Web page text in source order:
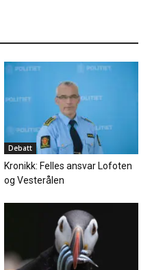
Debatt
Kronikk: Felles ansvar Lofoten
og Vesterålen